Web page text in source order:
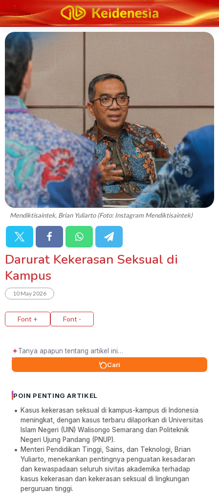
Mendiktisaintek, Brian Yuliarto (Foto: Instagram Mendiktisaintek)
Darurat Kekerasan Seksual di
Kampus
10 May 2026
Font + Font -
✦
Cari
POIN PENTING ARTIKEL
Kasus kekerasan seksual di kampus-kampus di Indonesia
meningkat, dengan kasus terbaru dilaporkan di Universitas
Islam Negeri (UIN) Walisongo Semarang dan Politeknik
Negeri Ujung Pandang (PNUP).
Menteri Pendidikan Tinggi, Sains, dan Teknologi, Brian
Yuliarto, menekankan pentingnya penguatan kesadaran
dan kewaspadaan seluruh sivitas akademika terhadap
kasus kekerasan dan kekerasan seksual di lingkungan
perguruan tinggi.